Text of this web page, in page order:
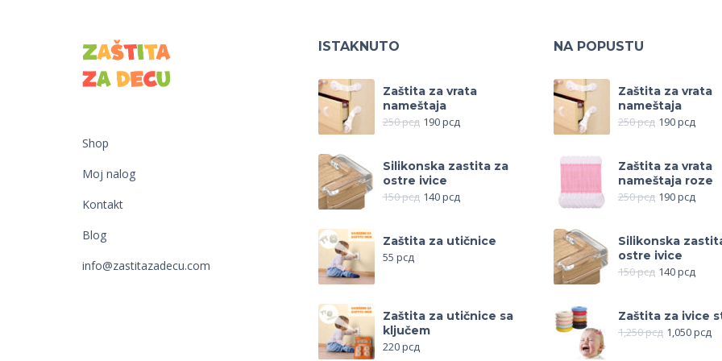
Shop
Moj nalog
Kontakt
Blog
info@zastitazadecu.com
ISTAKNUTO
Zaštita za vrata
nameštaja
250рсд 190рсд
Silikonska zastita za
ostre ivice
150рсд 140рсд
Zaštita za utičnice
55 рсд
Zaštita za utičnice sa
ključem
220рсд
NA POPUSTU
Zaštita za vrata
nameštaja
250рсд 190рсд
Zaštita za vrata
nameštaja roze
250рсд 190рсд
Silikonska
ostre ivice
150рсд 140рсд
Zaštita za ivice
1,250рсд 1,050рсд